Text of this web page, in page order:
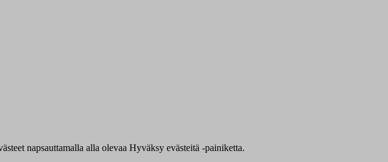
napsauttamalla alla olevaa Hyväksy evästeitä -painiketta.